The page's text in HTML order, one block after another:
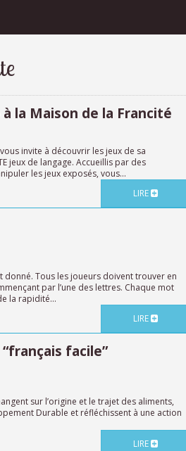
à la Maison de la Francité
invite à découvrir les jeux de sa
jeux de langage. Accueillis par des
les jeux exposés, vous...
LIRE
Tous les joueurs doivent trouver en
par l’une des lettres. Chaque mot
la rapidité...
LIRE
facile”
sur l’origine et le trajet des aliments,
Durable et réfléchissent à une action
LIRE